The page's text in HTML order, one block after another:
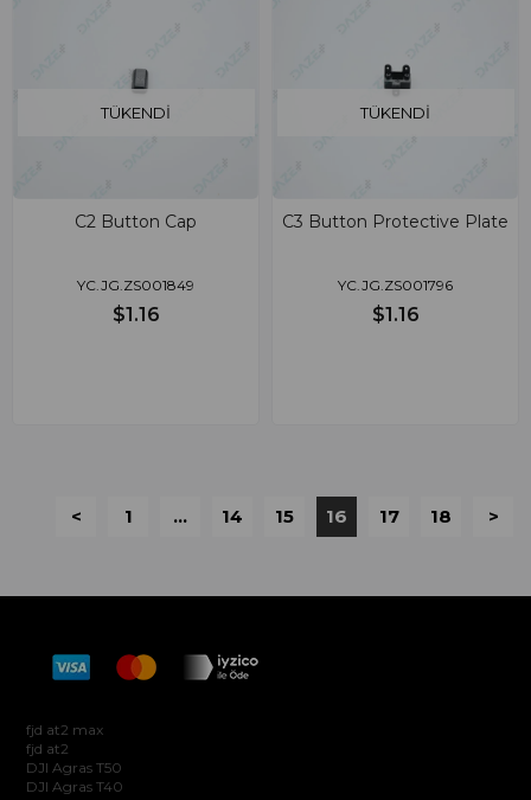
TÜKENDI
C2 Button Cap
YC.JG.ZS001849
$1.16
TÜKENDI
C3 Button Protective Plate
YC.JG.ZS001796
$1.16
< 1 ... 14 15 16 17 18 >
fjd at2 max
fjd at2
DJI Agras T50
DJI Agras T40